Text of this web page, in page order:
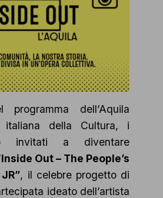
programma dell’Aquila
italiana della Cultura, i
invitati a diventare
Out – The People’s
, il celebre progetto di
ideato dell’artista